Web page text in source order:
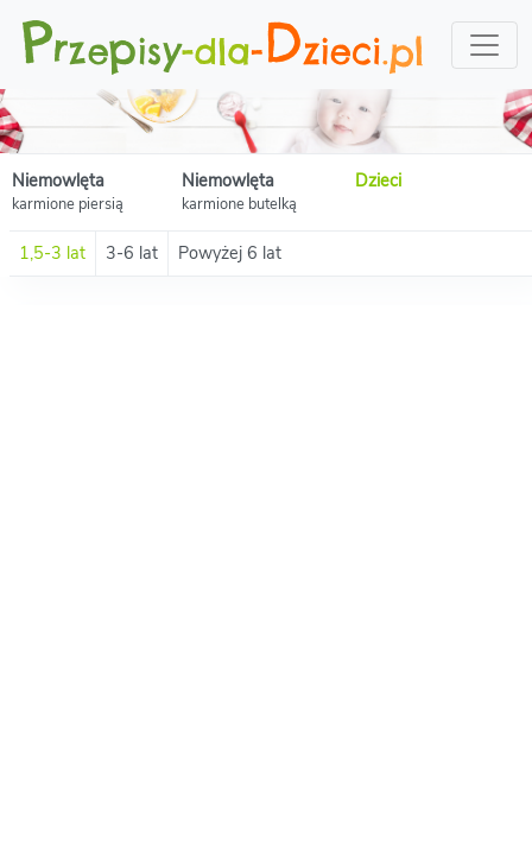
Niemowlęta
karmione piersią
Niemowlęta
karmione butelką
Dzieci
1,5-3 lat 3-6 lat Powyżej 6 lat